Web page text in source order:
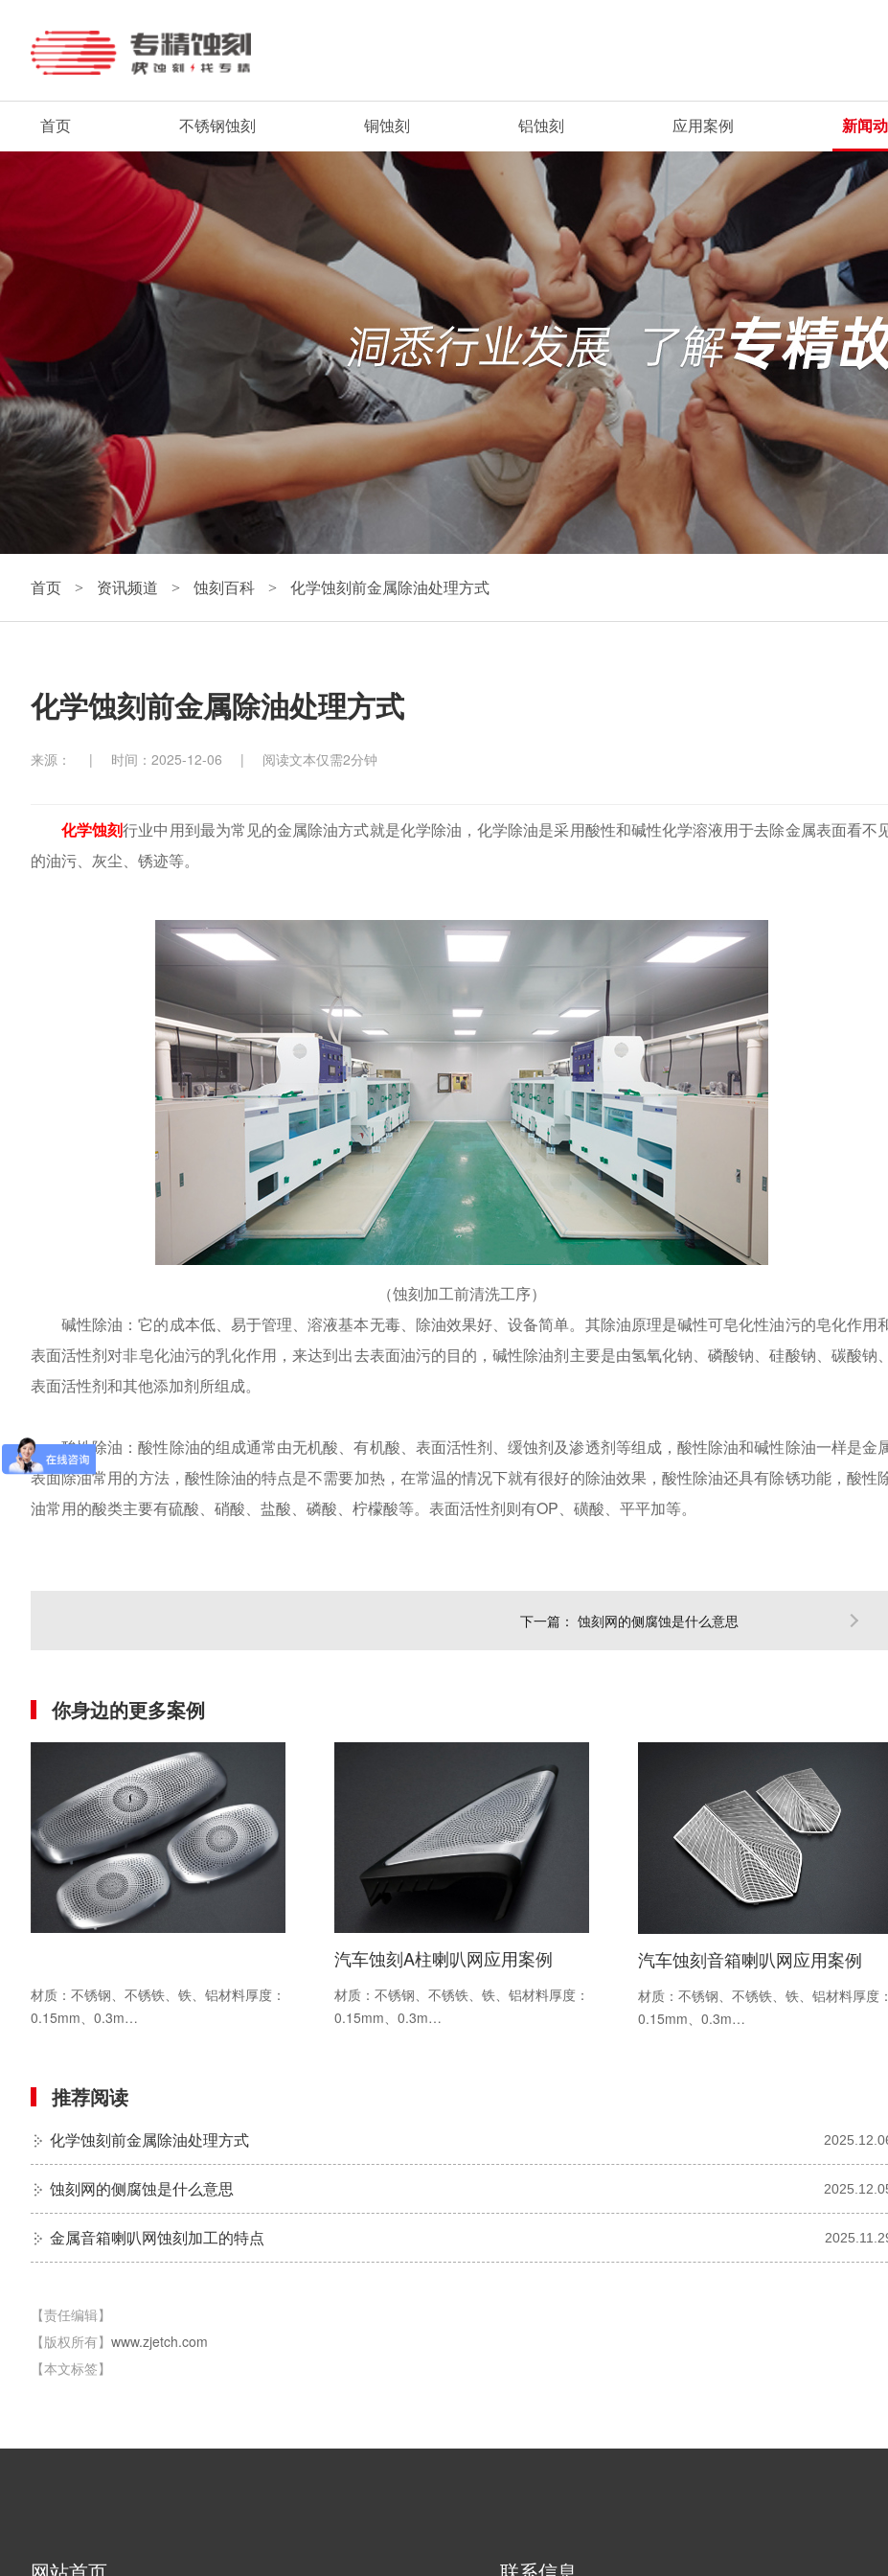
首页 不锈钢蚀刻 铜蚀刻 铝蚀刻 应用案例 新闻
首页 > 资讯频道 > 蚀刻百科 > 化学蚀刻前金属除油处理方式
化学蚀刻前金属除油处理方式
来源： | 时间：2025-12-06 | 阅读文本仅需2分钟
化学蚀刻行业中用到最为常见的金属除油方式就是化学除油，化学除油是采用酸性和碱性化学溶液用于去除金属表面看不
的油污、灰尘、锈迹等。
（蚀刻加工前清洗工序）
碱性除油：它的成本低、易于管理、溶液基本无毒、除油效果好、设备简单。其除油原理是碱性可皂化性油污的皂化作用
表面活性剂对非皂化油污的乳化作用，来达到出去表面油污的目的，碱性除油剂主要是由氢氧化钠、磷酸钠、硅酸钠、碳酸钠、
表面活性剂和其他添加剂所组成。
酸性除油：酸性除油的组成通常由无机酸、有机酸、表面活性剂、缓蚀剂及渗透剂等组成，酸性除油和碱性除油一样是金
表面除油常用的方法，酸性除油的特点是不需要加热，在常温的情况下就有很好的除油效果，酸性除油还具有除锈功能，酸性
油常用的酸类主要有硫酸、硝酸、盐酸、磷酸、柠檬酸等。表面活性剂则有OP、磺酸、平平加等。
下一篇： 蚀刻网的侧腐蚀是什么意思
你身边的更多案例
材质：不锈钢、不锈铁、铁、铝材料厚度：
0.15mm、0.3m…
汽车蚀刻A柱喇叭网应用案例
材质：不锈钢、不锈铁、铁、铝材料厚度：
0.15mm、0.3m…
汽车蚀刻音箱喇叭网应用案例
材质：不锈钢、不锈铁、铁、铝材料厚度：
0.15mm、0.3m…
推荐阅读
化学蚀刻前金属除油处理方式
蚀刻网的侧腐蚀是什么意思
金属音箱喇叭网蚀刻加工的特点
【责任编辑】
【版权所有】 www.zjetch.com
【本文标签】